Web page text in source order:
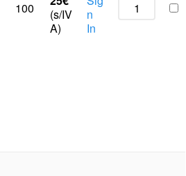
100
(s/IV
A)
n
In